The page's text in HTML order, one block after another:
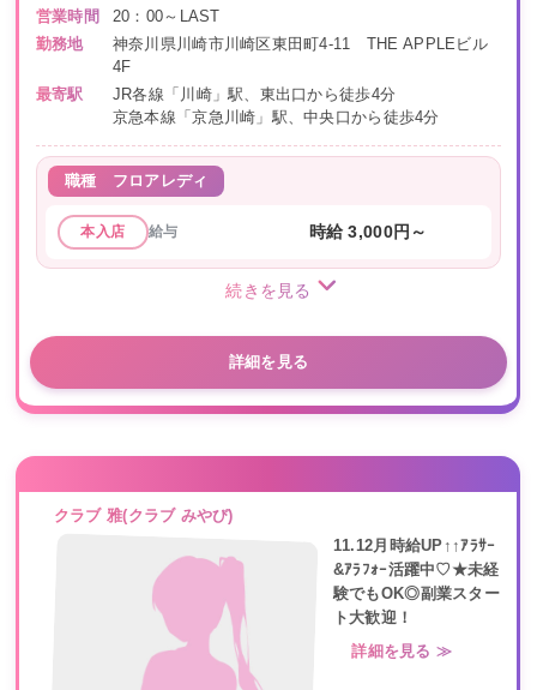
営業時間
20：00～LAST
勤務地
神奈川県川崎市川崎区東田町4-11 THE APPLEビル
4F
最寄駅
JR各線「川崎」駅、東出口から徒歩4分
京急本線「京急川崎」駅、中央口から徒歩4分
職種 フロアレディ
本入店 給与 時給 3,000円～
続きを見る
詳細を見る
クラブ 雅(クラブ みやび)
11.12月時給UP↑↑ｱﾗｻｰ
&ｱﾗﾌｫｰ活躍中♡★未経
験でもOK◎副業スター
ト大歓迎！
詳細を見る ≫